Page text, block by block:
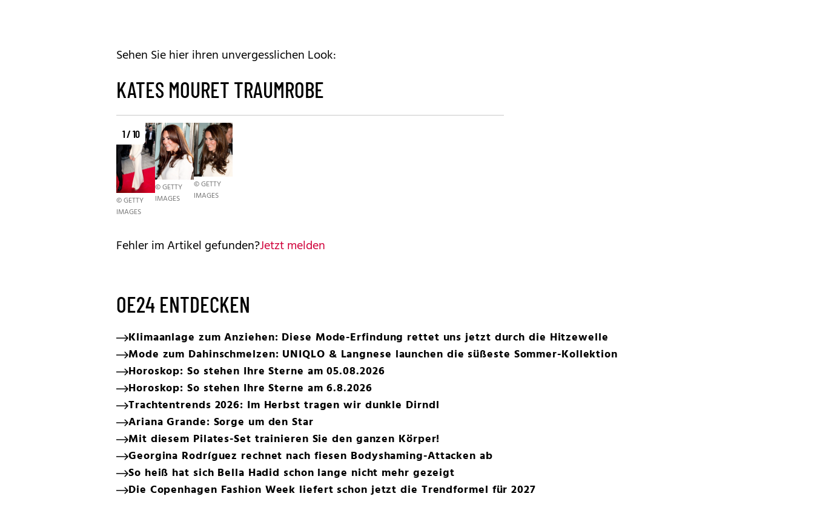
Sehen Sie hier ihren unvergesslichen Look:
KATES MOURET TRAUMROBE
1 / 10
© GETTY
IMAGES
© GETTY
IMAGES
© GETTY
IMAGES
Fehler im Artikel gefunden?Jetzt melden
OE24 ENTDECKEN
Klimaanlage zum Anziehen: Diese Mode-Erfindung rettet uns jetzt durch die Hitzewelle
Mode zum Dahinschmelzen: UNIQLO & Langnese launchen die süßeste Sommer-Kollektion
Horoskop: So stehen Ihre Sterne am 05.08.2026
Horoskop: So stehen Ihre Sterne am 6.8.2026
Trachtentrends 2026: Im Herbst tragen wir dunkle Dirndl
Ariana Grande: Sorge um den Star
Mit diesem Pilates-Set trainieren Sie den ganzen Körper!
Georgina Rodríguez rechnet nach fiesen Bodyshaming-Attacken ab
So heiß hat sich Bella Hadid schon lange nicht mehr gezeigt
Die Copenhagen Fashion Week liefert schon jetzt die Trendformel für 2027